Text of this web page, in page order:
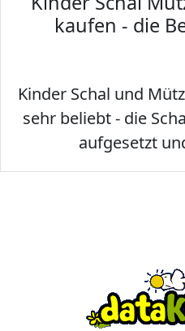
kaufen - die
Kinder Schal und
sehr beliebt - die
aufgesetzt